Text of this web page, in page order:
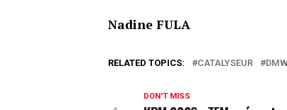
Nadine FULA
RELATED TOPICS: CATALYSEUR
DON'T MISS